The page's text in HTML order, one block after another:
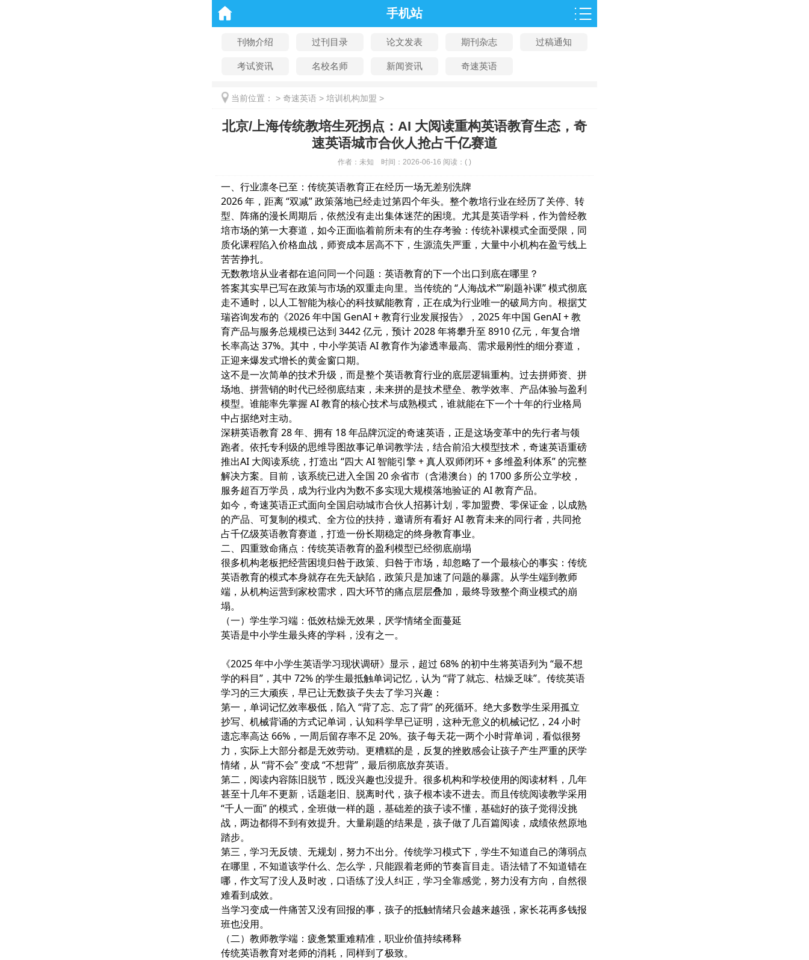
手机站
刊物介绍 过刊目录 论文发表 期刊杂志 过稿通知
考试资讯 名校名师 新闻资讯 奇速英语
当前位置： > 奇速英语 > 培训机构加盟 >
北京/上海传统教培生死拐点：AI 大阅读重构英语教育生态，奇
速英语城市合伙人抢占千亿赛道
作者： 未知 时间： 2026-06-16 阅读： ( )
一、行业凛冬已至：传统英语教育正在经历一场无差别洗牌
2026 年，距离 “双减” 政策落地已经走过第四个年头。整个教培行业在经历了关停、转
型、阵痛的漫长周期后，依然没有走出集体迷茫的困境。尤其是英语学科，作为曾经教
培市场的第一大赛道，如今正面临着前所未有的生存考验：传统补课模式全面受限，同
质化课程陷入价格血战，师资成本居高不下，生源流失严重，大量中小机构在盈亏线上
苦苦挣扎。
无数教培从业者都在追问同一个问题：英语教育的下一个出口到底在哪里？
答案其实早已写在政策与市场的双重走向里。当传统的 “人海战术”“刷题补课” 模式彻底
走不通时，以人工智能为核心的科技赋能教育，正在成为行业唯一的破局方向。根据艾
瑞咨询发布的《2026 年中国 GenAI + 教育行业发展报告》，2025 年中国 GenAI + 教
育产品与服务总规模已达到 3442 亿元，预计 2028 年将攀升至 8910 亿元，年复合增
长率高达 37%。其中，中小学英语 AI 教育作为渗透率最高、需求最刚性的细分赛道，
正迎来爆发式增长的黄金窗口期。
这不是一次简单的技术升级，而是整个英语教育行业的底层逻辑重构。过去拼师资、拼
场地、拼营销的时代已经彻底结束，未来拼的是技术壁垒、教学效率、产品体验与盈利
模型。谁能率先掌握 AI 教育的核心技术与成熟模式，谁就能在下一个十年的行业格局
中占据绝对主动。
深耕英语教育 28 年、拥有 18 年品牌沉淀的奇速英语，正是这场变革中的先行者与领
跑者。依托专利级的思维导图故事记单词教学法，结合前沿大模型技术，奇速英语重磅
推出AI 大阅读系统 ，打造出 “四大 AI 智能引擎 + 真人双师闭环 + 多维盈利体系” 的完整
解决方案。目前，该系统已进入全国 20 余省市（含港澳台）的 1700 多所公立学校，
服务超百万学员，成为行业内为数不多实现大规模落地验证的 AI 教育产品。
如今，奇速英语正式面向全国启动城市合伙人招募计划 ，零加盟费、零保证金，以成熟
的产品、可复制的模式、全方位的扶持，邀请所有看好 AI 教育未来的同行者，共同抢
占千亿级英语教育赛道，打造一份长期稳定的终身教育事业。
二、四重致命痛点：传统英语教育的盈利模型已经彻底崩塌
很多机构老板把经营困境归咎于政策、归咎于市场，却忽略了一个最核心的事实：传统
英语教育的模式本身就存在先天缺陷，政策只是加速了问题的暴露。从学生端到教师
端，从机构运营到家校需求，四大环节的痛点层层叠加，最终导致整个商业模式的崩
塌。
（一）学生学习端：低效枯燥无效果，厌学情绪全面蔓延
英语是中小学生最头疼的学科，没有之一。
《2025 年中小学生英语学习现状调研》显示，超过 68% 的初中生将英语列为 “最不想
学的科目”，其中 72% 的学生最抵触单词记忆，认为 “背了就忘、枯燥乏味”。传统英语
学习的三大顽疾，早已让无数孩子失去了学习兴趣：
第一， 单词记忆效率极低，陷入 “背了忘、忘了背” 的死循环。绝大多数学生采用孤立
抄写、机械背诵的方式记单词，认知科学早已证明，这种无意义的机械记忆，24 小时
遗忘率高达 66%，一周后留存率不足 20%。孩子每天花一两个小时背单词，看似很努
力，实际上大部分都是无效劳动。更糟糕的是，反复的挫败感会让孩子产生严重的厌学
情绪，从 “背不会” 变成 “不想背”，最后彻底放弃英语。
第二， 阅读内容陈旧脱节，既没兴趣也没提升。很多机构和学校使用的阅读材料，几年
甚至十几年不更新，话题老旧、脱离时代，孩子根本读不进去。而且传统阅读教学采用
“千人一面” 的模式，全班做一样的题，基础差的孩子读不懂，基础好的孩子觉得没挑
战，两边都得不到有效提升。大量刷题的结果是，孩子做了几百篇阅读，成绩依然原地
踏步。
第三， 学习无反馈、无规划，努力不出分。传统学习模式下，学生不知道自己的薄弱点
在哪里，不知道该学什么、怎么学，只能跟着老师的节奏盲目走。语法错了不知道错在
哪，作文写了没人及时改，口语练了没人纠正，学习全靠感觉，努力没有方向，自然很
难看到成效。
当学习变成一件痛苦又没有回报的事，孩子的抵触情绪只会越来越强，家长花再多钱报
班也没用。
（二）教师教学端：疲惫繁重难精准，职业价值持续稀释
传统英语教育对老师的消耗，同样到了极致。